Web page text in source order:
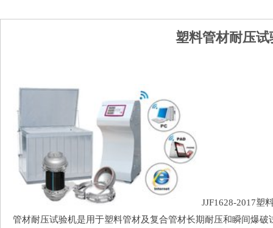
塑料管材耐压
JJF1628-2017塑
管材耐压试验机是用于塑料管材及复合管材长期耐压和瞬间爆